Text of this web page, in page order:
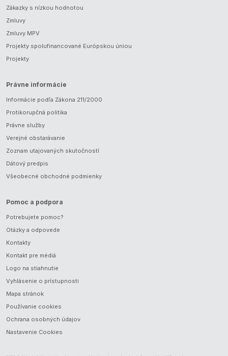
Zákazky s nízkou hodnotou
Zmluvy
Zmluvy MPV
Projekty spolufinancované Európskou úniou
Projekty
Právne informácie
Informácie podľa Zákona 211/2000
Protikorupčná politika
Právne služby
Verejné obstarávanie
Zoznam utajovaných skutočností
Dátový predpis
Všeobecné obchodné podmienky
Pomoc a podpora
Potrebujete pomoc?
Otázky a odpovede
Kontakty
Kontakt pre médiá
Logo na stiahnutie
Vyhlásenie o prístupnosti
Mapa stránok
Používanie cookies
Ochrana osobných údajov
Nastavenie Cookies